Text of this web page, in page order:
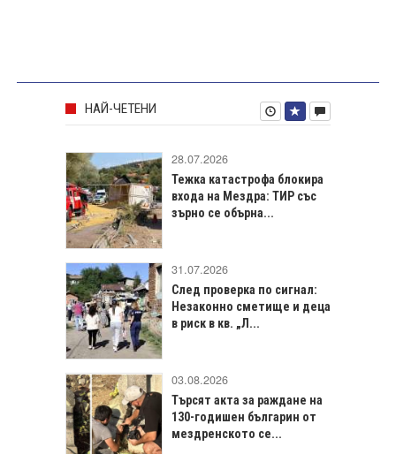
НАЙ-ЧЕТЕНИ
28.07.2026
Тежка катастрофа блокира
входа на Мездра: ТИР със
зърно се обърна...
31.07.2026
След проверка по сигнал:
Незаконно сметище и деца
в риск в кв. „Л...
03.08.2026
Търсят акта за раждане на
130-годишен българин от
мездренското се...